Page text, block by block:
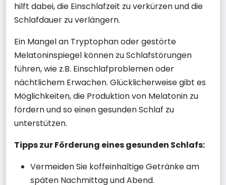
hilft dabei, die Einschlafzeit zu verkürzen und die
Schlafdauer zu verlängern.
Ein Mangel an Tryptophan oder gestörte
Melatoninspiegel können zu Schlafstörungen
führen, wie z.B. Einschlafproblemen oder
nächtlichem Erwachen. Glücklicherweise gibt es
Möglichkeiten, die Produktion von Melatonin zu
fördern und so einen gesunden Schlaf zu
unterstützen.
Tipps zur Förderung eines gesunden Schlafs:
Vermeiden Sie koffeinhaltige Getränke am
späten Nachmittag und Abend.